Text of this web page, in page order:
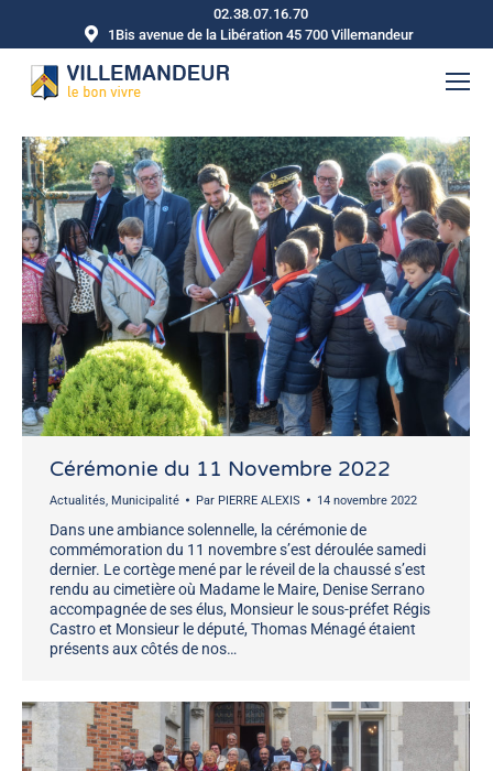
02.38.07.16.70
1Bis avenue de la Libération 45 700 Villemandeur
Cérémonie du 11 Novembre 2022
Actualités Municipalité Par PIERRE ALEXIS 14 novembre 2022
Dans une ambiance solennelle, la cérémonie de
commémoration du 11 novembre s’est déroulée samedi
dernier. Le cortège mené par le réveil de la chaussé s’est
rendu au cimetière où Madame le Maire, Denise Serrano
accompagnée de ses élus, Monsieur le sous-préfet Régis
Castro et Monsieur le député, Thomas Ménagé étaient
présents aux côtés de nos…